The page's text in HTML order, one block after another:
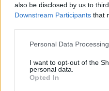
also be disclosed by us to
Downstream Participants that
Personal Data
I want to opt-out of the
personal data.
Opted In
Fluks pacientësh në
Pediatrinë e Vlorës, 70-80